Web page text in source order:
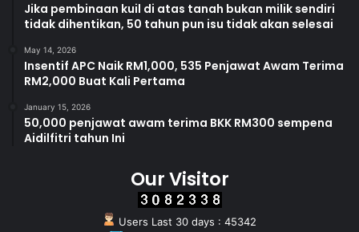
Jika pembinaan kuil di atas tanah bukan milik sendiri
tidak dihentikan, 50 tahun pun isu tidak akan selesai
May 14, 2026
Insentif APC Naik RM1,000, 535 Penjawat Awam Terima
RM2,000 Buat Kali Pertama
January 15, 2026
50,000 penjawat awam terima BKK RM300 sempena
Aidilfitri tahun Ini
Our Visitor
Users Last 30 days : 45342